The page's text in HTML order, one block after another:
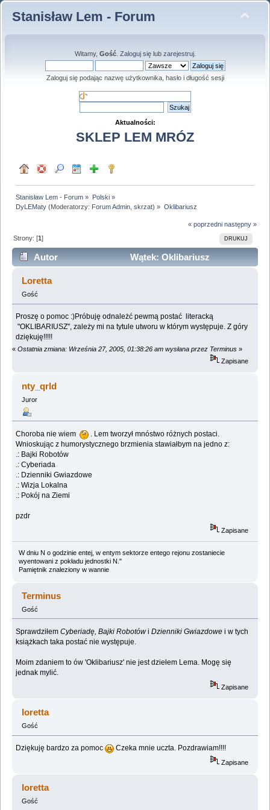
Stanisław Lem - Forum
Witamy, Gość. Zaloguj sięlub zarejestruj.
Zaloguj się podając nazwę użytkownika, hasło i długość sesji
Aktualności:
SKLEP LEM MRÓZ
Stanisław Lem - Forum » Polski»
DyLEMaty (Moderatorzy: Forum Admin ,skrzat) » Oklibariusz
« poprzedni następny »
DRUKUJ
Strony: [1]
Autor
Wątek: Oklibariusz
(Przeczytany 21141 razy)
Loretta
Gość
Proszę o pomoc :)Próbuję odnależć pewmą postać literacką
"OKLIBARIUSZ", zależy mi na tytule utworu w którym występuje. Z góry
dziękuję!!!!!
« Ostatnia zmiana: Września 27, 2005, 01:38:26 am wysłana przez Terminus »
Zapisane
nty_qrld
Juror
Choroba nie wiem
. Lem tworzył mnóstwo różnych postaci.
Wnioskując z humorystycznego brzmienia stawiałbym na jedno z:
.: Bajki Robotów
.: Cyberiada
.: Dzienniki Gwiazdowe
.: Wizja Lokalna
.: Pokój na Ziemi
pzdr
Zapisane
W dniu N o godzinie entej, w entym sektorze entego rejonu zostaniecie
wyentowani z pokładu jednostki N."
Pamiętnik znaleziony w wannie
Terminus
Gość
SprawdziłemCyberiadę, Bajki RobotówiDzienniki Gwiazdowe i w tych
książkach taka postać nie występuje.
Moim zdaniem to ów 'Oklibariusz' nie jest dziełem Lema. Mogę się
jednak mylić.
Zapisane
loretta
Gość
Dziękuję bardzo za pomoc Czeka mnie uczta. Pozdrawiam!!!!
Zapisane
loretta
Gość